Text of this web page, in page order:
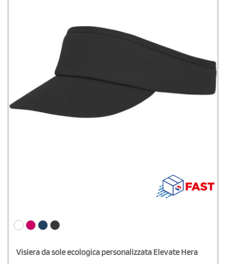
Visiera da sole ecologica personalizzata Elevate Hera